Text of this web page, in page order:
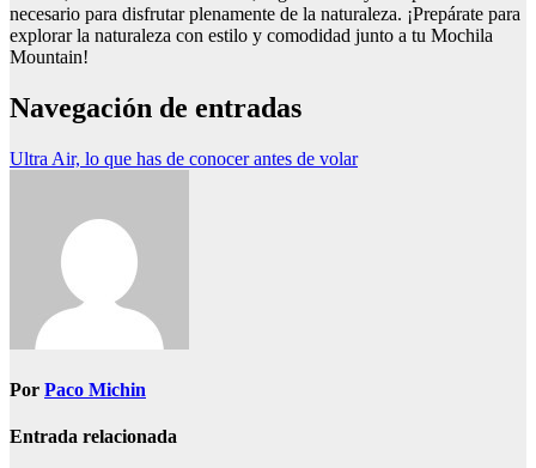
necesario para disfrutar plenamente de la naturaleza. ¡Prepárate para
explorar la naturaleza con estilo y comodidad junto a tu Mochila
Mountain!
Navegación de entradas
Ultra Air, lo que has de conocer antes de volar
Por Paco Michin
Entrada relacionada